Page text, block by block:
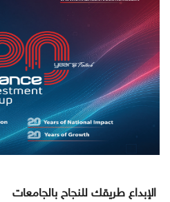
الإبداع طريقك للنجاح بالجامعات